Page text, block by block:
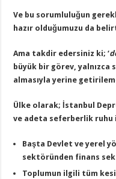
Ve bu sorumluluğun
hazır olduğumuzu da
Ama takdir edersiniz ki; ‘
büyük bir görev, yalnızca
almasıyla yerine
Ülke olarak; İstanbul
ve adeta seferberlik ruhu
Başta Devlet ve yerel
sektöründen finans
Toplumun ilgili tüm